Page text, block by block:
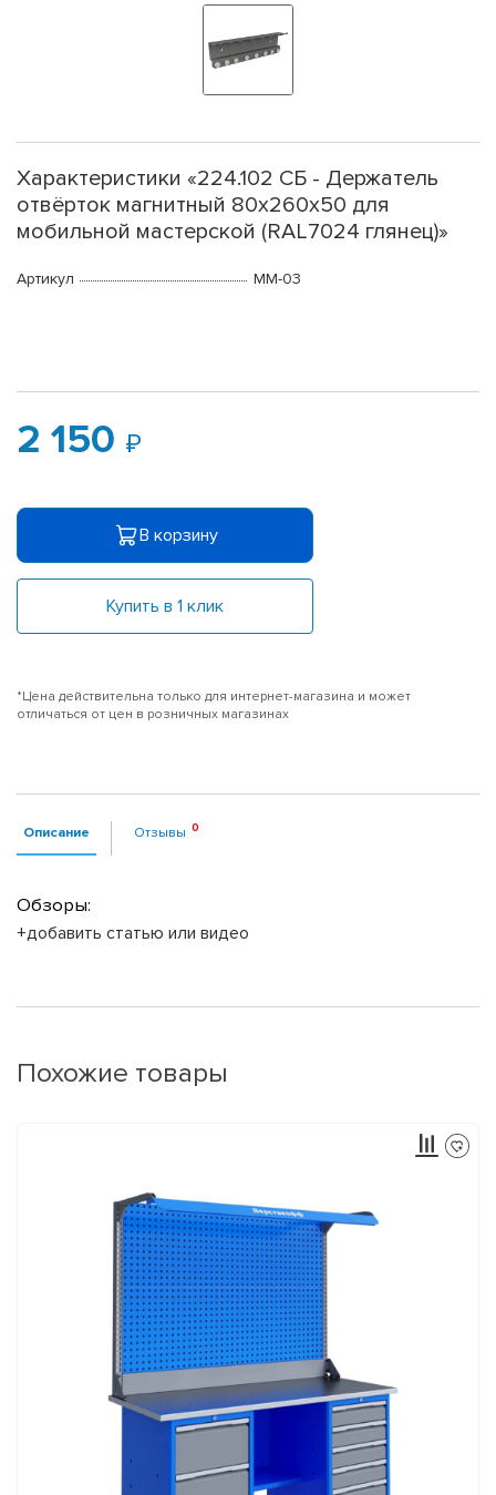
Характеристики «224.102 СБ - Держатель
отвёрток магнитный 80х260х50 для
мобильной мастерской (RAL7024 глянец)»
Артикул ММ-03
2 150
В корзину
Купить в 1 клик
*Цена действительна только для интернет-магазина и может
отличаться от цен в розничных магазинах
Описание Отзывы
Обзоры:
+добавить статью или видео
Похожие товары